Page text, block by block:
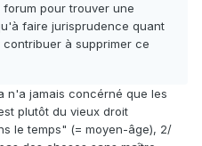
pour trouver une
faire jurisprudence quant
à supprimer ce
n'a jamais concérné que les
plutôt du vieux droit
le temps" (= moyen-âge), 2/